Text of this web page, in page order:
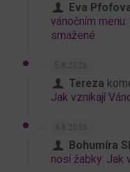
Eva
vánočním
smažené
5.8.2026
Tereza
Jak vznikají
4.8.2026
Bohumíra
nosí žabky: Jak